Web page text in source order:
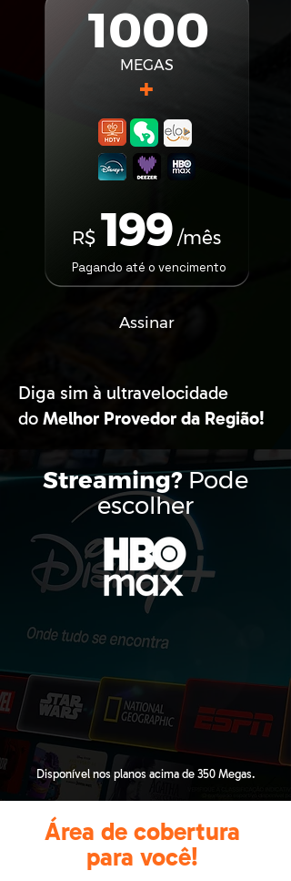
1000
MEGAS
+
R$ 199 /mês
Pagando até o vencimento
Assinar
Diga sim à ultravelocidade
do Melhor Provedor da Região!
Streaming?Pode
escolher
Disponível nos planos acima de 350 Megas.
Área de cobertura
para você!